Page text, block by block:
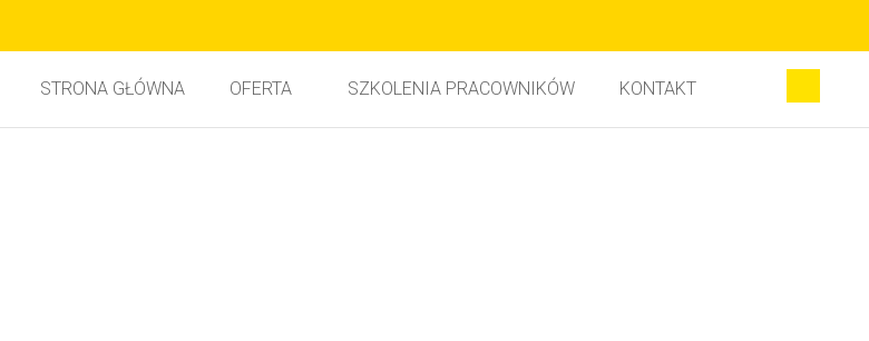
STRONA GŁÓWNA OFERTA SZKOLENIA PRACOWNIKÓW KONTAKT